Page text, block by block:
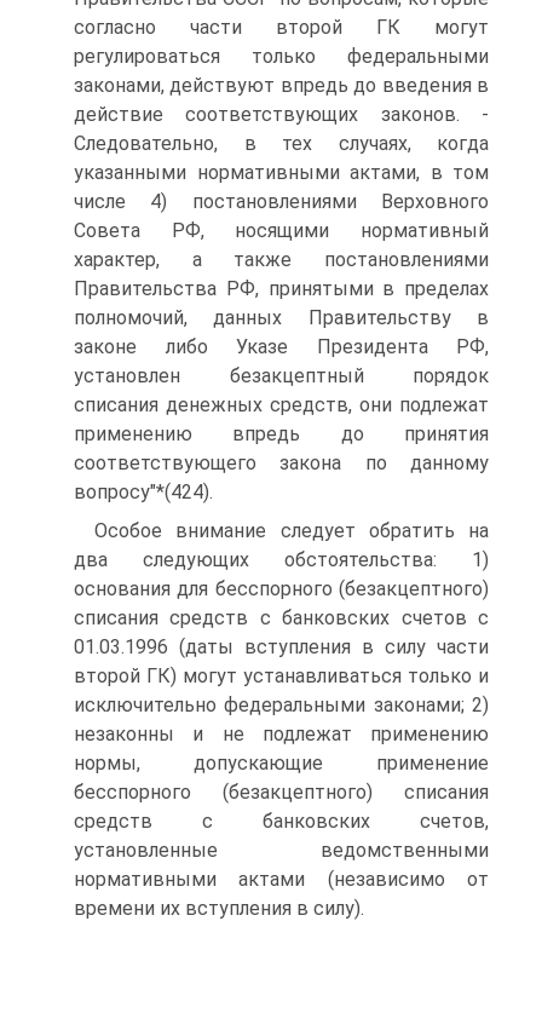
согласно части второй ГК могут
регулироваться только федеральными
законами, действуют впредь до введения в
действие соответствующих законов. -
Следовательно, в тех случаях, когда
указанными нормативными актами, в том
числе 4) постановлениями Верховного
Совета РФ, носящими нормативный
характер, а также постановлениями
Правительства РФ, принятыми в пределах
полномочий, данных Правительству в
законе либо Указе Президента РФ,
установлен безакцептный порядок
списания денежных средств, они подлежат
применению впредь до принятия
соответствующего закона по данному
вопросу"*(424).
Особое внимание следует обратить на
два следующих обстоятельства: 1)
основания для бесспорного (безакцептного)
списания средств с банковских счетов с
01.03.1996 (даты вступления в силу части
второй ГК) могут устанавливаться только и
исключительно федеральными законами; 2)
незаконны и не подлежат применению
нормы, допускающие применение
бесспорного (безакцептного) списания
средств с банковских счетов,
установленные ведомственными
нормативными актами (независимо от
времени их вступления в силу).